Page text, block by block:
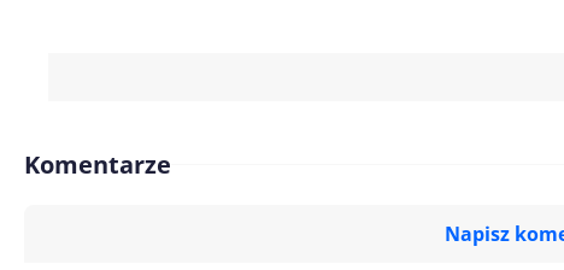
Komentarze
Napisz